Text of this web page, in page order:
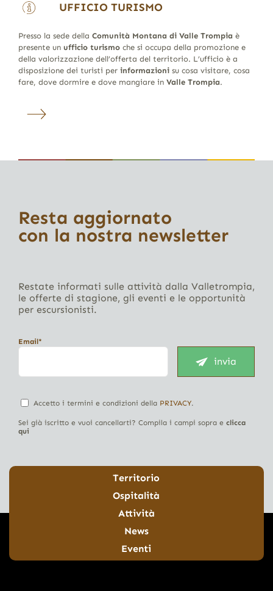
UFFICIO TURISMO
Presso la sede della Comunità Montana di Valle Trompia è
presente un ufficio turismoche si occupa della promozione e
della valorizzazione dell’offerta del territorio. L’ufficio è a
disposizione dei turisti per informazionisu cosa visitare, cosa
fare, dove dormire e dove mangiare in Valle Trompia.
Resta aggiornato
con la nostra newsletter
Restate informati sulle attività dalla Valletrompia,
le offerte di stagione, gli eventi e le opportunità
per escursionisti.
Email*
invia
Accetto i termini e condizioni della PRIVACY.
Sei già iscritto e vuoi cancellarti? Compila i campi sopra e clicca
qui
Territorio
Ospitalità
Attività
News
Eventi